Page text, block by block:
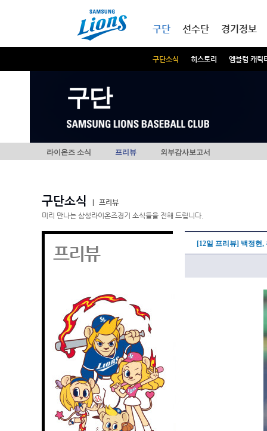
구단
구단소식 히스토리 엠블럼 캐릭
선수단 경기정보
구단
라이온즈 소식 프리뷰 외부감사보고서
구단소식
프리뷰
미리 만나는 삼성라이온즈경기 소식들을 전해 드립니다.
프리뷰 [12일 프리뷰] 백정현